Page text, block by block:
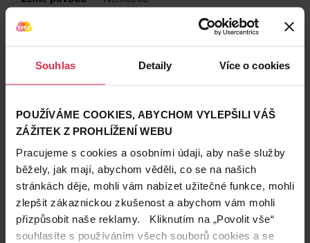
Souhlas Detaily Více o cookies
POUŽÍVÁME COOKIES, ABYCHOM VYLEPŠILI VÁŠ
ZÁŽITEK Z PROHLÍŽENÍ WEBU
Pracujeme s cookies a osobními údaji, aby naše služby
běžely, jak mají, abychom věděli, co se na našich
stránkách děje, mohli vám nabízet užitečné funkce, mohli
zlepšit zákaznickou zkušenost a abychom vám mohli
přizpůsobit naše reklamy. Kliknutím na „Povolit vše“
souhlasíte s používáním všech souborů cookies a se
Obsah balení
Obchodní
značka
Pampers
Podznačka Premium Care
Vhodné pro Pro děti
Zákazníci také často nakupují